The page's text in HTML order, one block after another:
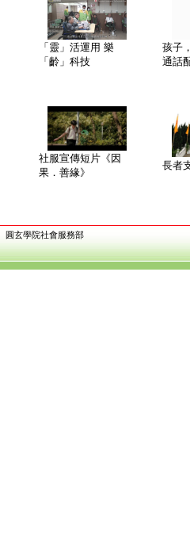
「靈」活運用 樂
「齡」科技
孩子
通話
社服宣傳短片《因
果．善緣》
長者
圓玄學院社會服務部